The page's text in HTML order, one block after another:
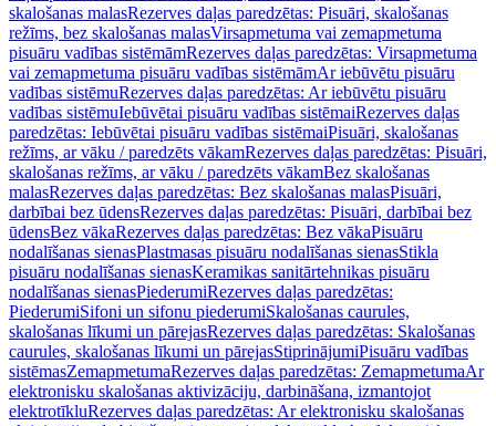
skalošanas malasRezerves daļas paredzētas: Pisuāri, skalošanas
režīms, bez skalošanas malasVirsapmetuma vai zemapmetuma
pisuāru vadības sistēmāmRezerves daļas paredzētas: Virsapmetuma
vai zemapmetuma pisuāru vadības sistēmāmAr iebūvētu pisuāru
vadības sistēmuRezerves daļas paredzētas: Ar iebūvētu pisuāru
vadības sistēmuIebūvētai pisuāru vadības sistēmaiRezerves daļas
paredzētas: Iebūvētai pisuāru vadības sistēmaiPisuāri, skalošanas
režīms, ar vāku / paredzēts vākamRezerves daļas paredzētas: Pisuāri,
skalošanas režīms, ar vāku / paredzēts vākamBez skalošanas
malasRezerves daļas paredzētas: Bez skalošanas malasPisuāri,
darbībai bez ūdensRezerves daļas paredzētas: Pisuāri, darbībai bez
ūdensBez vākaRezerves daļas paredzētas: Bez vākaPisuāru
nodalīšanas sienasPlastmasas pisuāru nodalīšanas sienasStikla
pisuāru nodalīšanas sienasKeramikas sanitārtehnikas pisuāru
nodalīšanas sienasPiederumiRezerves daļas paredzētas:
PiederumiSifoni un sifonu piederumiSkalošanas caurules,
skalošanas līkumi un pārejasRezerves daļas paredzētas: Skalošanas
caurules, skalošanas līkumi un pārejasStiprinājumiPisuāru vadības
sistēmasZemapmetumaRezerves daļas paredzētas: ZemapmetumaAr
elektronisku skalošanas aktivizāciju, darbināšana, izmantojot
elektrotīkluRezerves daļas paredzētas: Ar elektronisku skalošanas